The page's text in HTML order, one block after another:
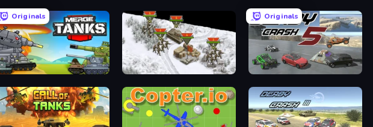
Originals
Merge Master Tanks: Tank Wars 1941 Frozen Front
Originals
Derby Crash 5